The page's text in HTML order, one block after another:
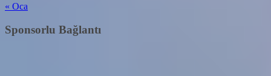
« Oca
Sponsorlu Bağlantı